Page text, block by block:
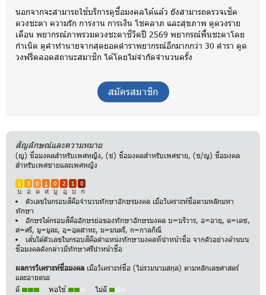
นอกจากจะสามารถใช้บริการดูชื่อมงคลได้แล้ว ยังสามารถตรวจเช็ค
ดวงชะตา ความรัก การงาน การเงิน โชคลาภ และสุขภาพ ดูดวงราย
เดือน พยากรณ์ภาพรวมดวงชะตาชีวิตปี 2569 พยากรณ์พื้นชะตาโดย
กำเนิด ดูคำทำนายจากสุดยอดตำราพยากรณ์อีกมากกว่า 30 ตำรา ดูด
วงฟรีตลอดสถานะสมาชิก ได้โดยไม่จำกัดจำนวนครั้ง
สมัครสมาชิก
สัญลักษณ์และความหมาย
(ญ) ชื่อมงคลสำหรับเพศหญิง, (ช) ชื่อมงคลสำหรับเพศชาย, (ช/ญ) ชื่อมงคล
สำหรับเพศชายและเพศหญิง
1 3 0 1 0 2 1 0
บ อ ด ศ มู อุ ม ก
ตัวเลขในกรอบสีคือจำนวนทักษาอักษรมงคล เมื่อวิเคราะห์ชื่อตามหลักมหา
ทักษา
อักษรใต้กรอบสีคืออักษรย่อของทักษาอักษรมงคล บ=บริวาร, อ=อายุ, ด=เดช,
ศ=ศรี, มู=มูละ, อุ=อุตสาหะ, ม=มนตรี, ก=กาลกิณี
เส้นใต้ตัวเลขในกรอบสีคือตำแหน่งทักษามงคลที่นำหน้าชื่อ จากตัวอย่างด้านบน
ชื่อมงคลดังกล่าวมีทักษาศรีนำหน้าชื่อ
ผลการวิเคราะห์ชื่อมงคล เมื่อวิเคราะห์ชื่อ (ไม่รวมนามสกุล) ตามหลักเลขศาสตร์
และอายตนะ
ดี
พอใช้ ไม่ดี